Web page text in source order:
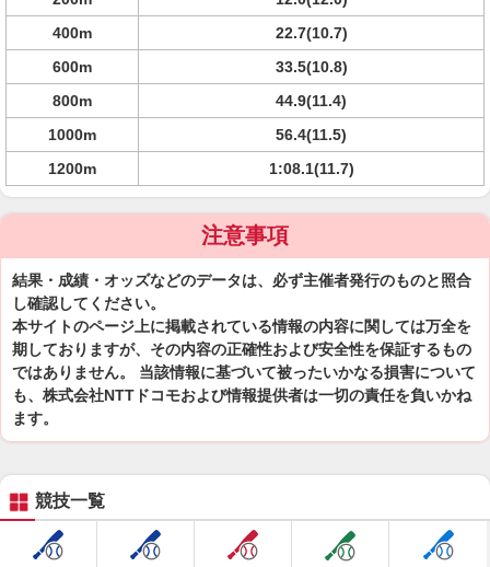
400m
22.7(10.7)
600m
33.5(10.8)
800m
44.9(11.4)
1000m
56.4(11.5)
1200m
1:08.1(11.7)
注意事項
結果・成績・オッズなどのデータは、必ず主催者発行のものと照合
し確認してください。
本サイトのページ上に掲載されている情報の内容に関しては万全を
期しておりますが、その内容の正確性および安全性を保証するもの
ではありません。 当該情報に基づいて被ったいかなる損害について
も、株式会社NTTドコモおよび情報提供者は一切の責任を負いかね
ます。
競技一覧